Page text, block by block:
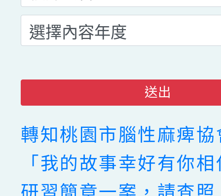
送出
轉知桃園市腦性麻痺協
「我的故事幸好有你